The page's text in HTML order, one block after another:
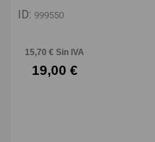
ID: 999550
15,70 € Sin IVA
19,00 €